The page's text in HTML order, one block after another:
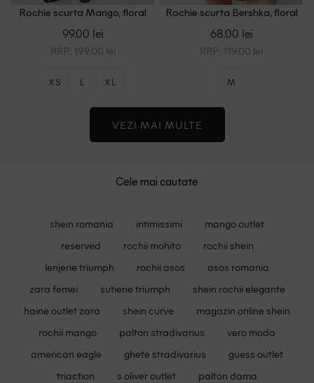
Rochie scurta Mango, floral
99.00 lei
RRP: 199.00 lei
XS L XL
Rochie scurta Bershka, floral
68.00 lei
RRP: 119.00 lei
M
VEZI MAI MULTE
Cele mai cautate
shein romania intimissimi
mango outlet
reserved
rochii mohito
rochii shein
lenjerie triumph
rochii asos
asos romania
zara femei
sutiene triumph
shein rochii elegante
haine outlet zara
shein curve
magazin online shein
rochii mango
palton stradivarius
vero moda
american eagle
ghete stradivarius
guess outlet
triaction
s oliver outlet
palton dama